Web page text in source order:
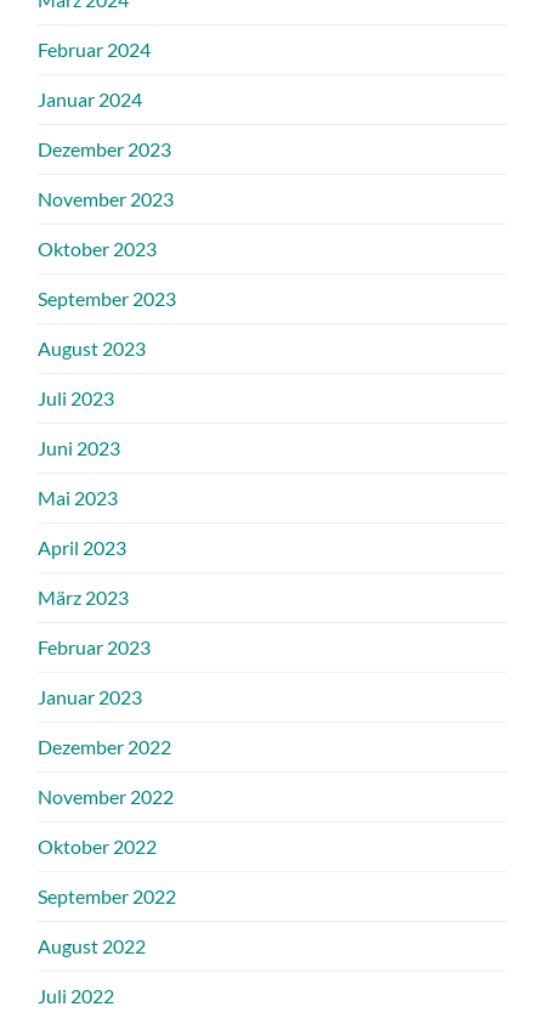
Februar 2024
Januar 2024
Dezember 2023
November 2023
Oktober 2023
September 2023
August 2023
Juli 2023
Juni 2023
Mai 2023
April 2023
März 2023
Februar 2023
Januar 2023
Dezember 2022
November 2022
Oktober 2022
September 2022
August 2022
Juli 2022